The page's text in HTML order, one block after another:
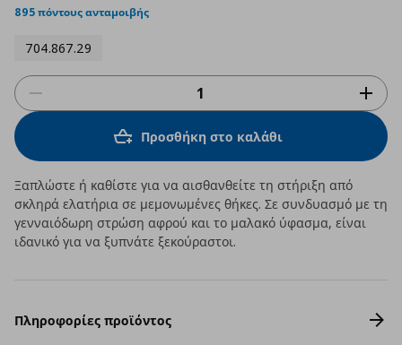
rating
895 πόντους ανταμοιβής
704.867.29
Προσθήκη στο καλάθι
Ξαπλώστε ή καθίστε για να αισθανθείτε τη στήριξη από
σκληρά ελατήρια σε μεμονωμένες θήκες. Σε συνδυασμό με τη
γενναιόδωρη στρώση αφρού και το μαλακό ύφασμα, είναι
ιδανικό για να ξυπνάτε ξεκούραστοι.
Πληροφορίες προϊόντος